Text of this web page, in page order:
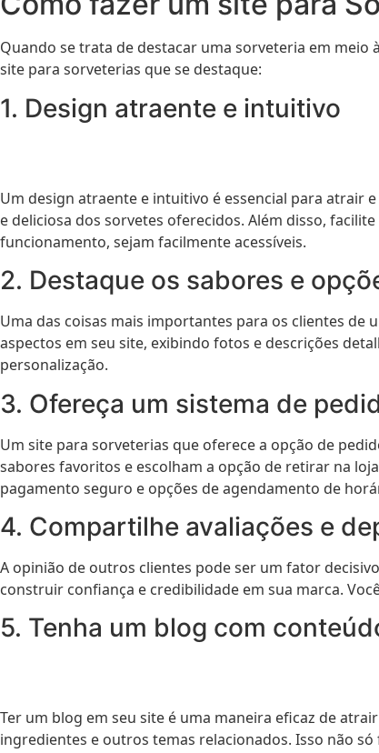
Quando se trata de destacar uma sorveteria em
site para sorveterias que se destaque:
1. Design atraente e intuitivo
Um design atraente e intuitivo é essencial para atrair
e deliciosa dos sorvetes oferecidos. Além disso,
funcionamento, sejam facilmente acessíveis.
2. Destaque os sabores e
Uma das coisas mais importantes para os clientes de
aspectos em seu site, exibindo fotos e descrições
personalização.
3. Ofereça um sistema de
Um site para sorveterias que oferece a opção de
sabores favoritos e escolham a opção de retirar na
pagamento seguro e opções de agendamento de
4. Compartilhe avaliações e
A opinião de outros clientes pode ser um fator
construir confiança e credibilidade em sua marca.
5. Tenha um blog com
Ter um blog em seu site é uma maneira eficaz de
ingredientes e outros temas relacionados. Isso não